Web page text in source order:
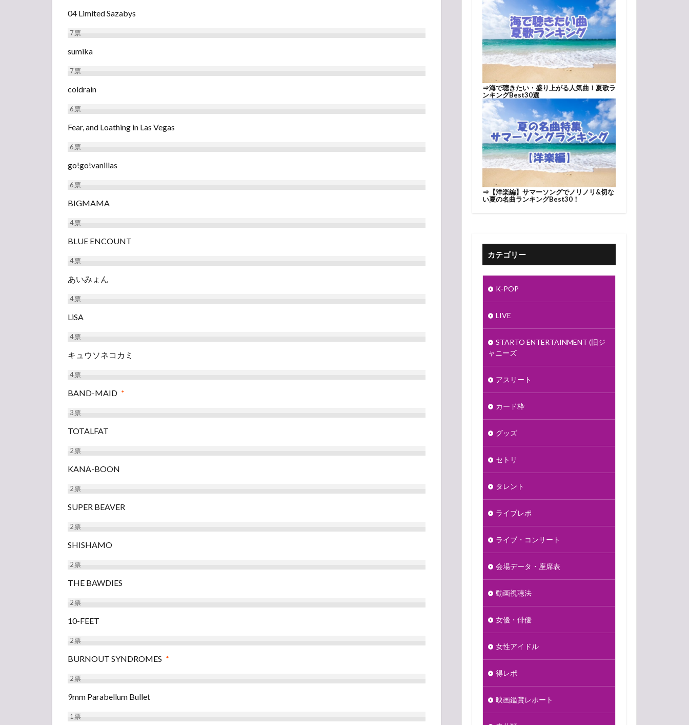
04 Limited Sazabys
7票
sumika
7票
coldrain
6票
Fear, and Loathing in Las Vegas
6票
go!go!vanillas
6票
BIGMAMA
4票
BLUE ENCOUNT
4票
あいみょん
4票
LiSA
4票
キュウソネコカミ
4票
BAND-MAID *
3票
TOTALFAT
2票
KANA-BOON
2票
SUPER BEAVER
2票
SHISHAMO
2票
THE BAWDIES
2票
10-FEET
2票
BURNOUT SYNDROMES *
2票
9mm Parabellum Bullet
1票
⇒海で聴きたい・盛り上がる人気曲！夏歌ラ
ンキングBest30選
⇒ 【洋楽編】サマーソングでノリノリ&切な
い夏の名曲ランキングBest30！
カテゴリー
K-POP
LIVE
STARTO ENTERTAINMENT (旧ジ
ャニーズ
アスリート
カード枠
グッズ
セトリ
タレント
ライブレポ
ライブ・コンサート
会場データ・座席表
動画視聴法
女優・俳優
女性アイドル
得レポ
映画鑑賞レポート